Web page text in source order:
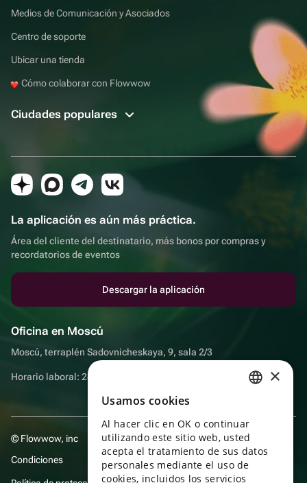
Medios de Comunicación y Asociados
Centro de soporte
Ubicar una tienda
Cómo colaborar con Flowwow
Ciudades populares
La aplicación es aún más práctica.
Área del cliente del destinatario, más bonos por compras y
recordatorios de eventos
Descargar la aplicación
Oficina en Moscú
Moscú, terraplén Sadovnicheskaya, 9, sala 2/3
Horario laboral: 24 horas
© Flowwow, inc
Condiciones
ENGLISH
UKRAINIAN
PORTUGUESE
×
Usamos cookies
Al hacer clic en OK o continuar
utilizando este sitio web, usted
acepta el tratamiento de sus datos
personales mediante el uso de
cookies, incluidos los servicios